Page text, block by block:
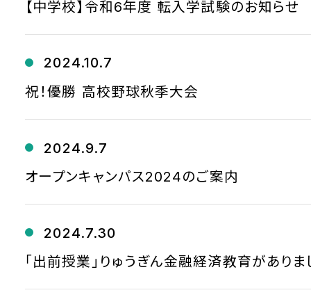
【中学校】令和6年度 転入学試験のお知らせ
2024.10.7
祝！優勝 高校野球秋季大会
2024.9.7
オープンキャンパス2024のご案内
2024.7.30
「出前授業」りゅうぎん金融経済教育がありま